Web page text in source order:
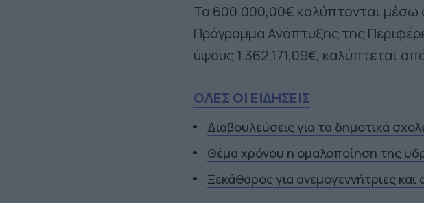
Τα 600.000,00€ καλύπτονται
Πρόγραμμα Ανάπτυξης της
ύψους 1.362.171,09€, καλύπτεται
ΟΛΕΣ ΟΙ ΕΙΔΗΣΕΙΣ
Διαβουλεύσεις για τα δημοτικά
Θέμα χρόνου η ομαλοποίηση της
Ξεκάθαρος για ανεμογεννήτριες